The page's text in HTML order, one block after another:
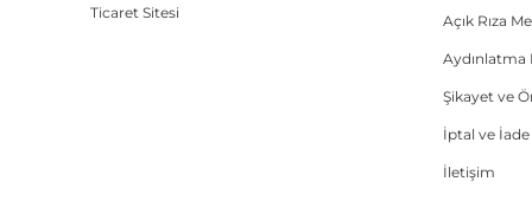
Açık Rıza
Aydınlatma
Şikayet ve
İptal ve
İletişim